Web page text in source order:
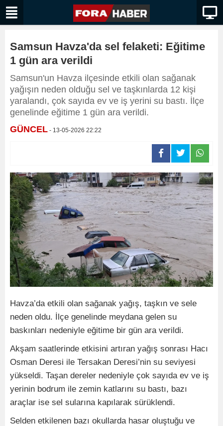
Samsun Havza'da sel felaketi: Eğitime
1 gün ara verildi
Samsun'un Havza ilçesinde etkili olan sağanak
yağışın neden olduğu sel ve taşkınlarda 12 kişi
yaralandı, çok sayıda ev ve iş yerini su bastı. İlçe
genelinde eğitime 1 gün ara verildi.
GÜNCEL - 13-05-2026 22:22
Havza’da etkili olan sağanak yağış, taşkın ve sele
neden oldu. İlçe genelinde meydana gelen su
baskınları nedeniyle eğitime bir gün ara verildi.
Akşam saatlerinde etkisini artıran yağış sonrası Hacı
Osman Deresi ile Tersakan Deresi’nin su seviyesi
yükseldi. Taşan dereler nedeniyle çok sayıda ev ve iş
yerinin bodrum ile zemin katlarını su bastı, bazı
araçlar ise sel sularına kapılarak sürüklendi.
Selden etkilenen bazı okullarda hasar oluştuğu ve